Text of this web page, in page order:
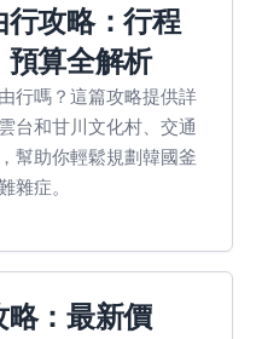
攻略：行程
預算全解析
行嗎？這篇攻略提供詳
台和甘川文化村、交通
幫助你輕鬆規劃韓國釜
雜症。
略：最新價